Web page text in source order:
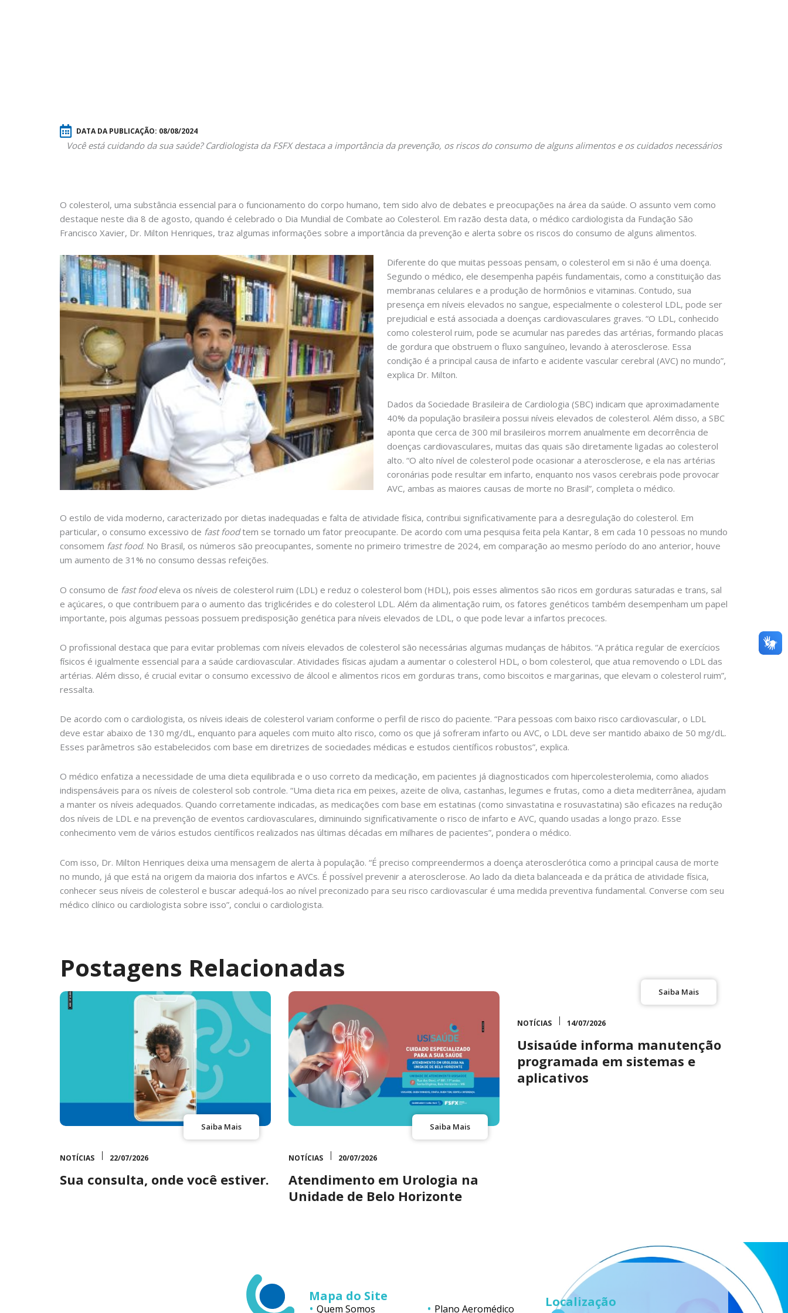
DATA DA PUBLICAÇÃO: 08/08/2024
Você está cuidando da sua saúde? Cardiologista da FSFX destaca a importância da prevenção, os riscos do consumo de alguns alimentos e os cuidados necessários
O colesterol, uma substância essencial para o funcionamento do corpo humano, tem sido alvo de debates e preocupações na área da saúde. O assunto vem como
destaque neste dia 8 de agosto, quando é celebrado o Dia Mundial de Combate ao Colesterol. Em razão desta data, o médico cardiologista da Fundação São
Francisco Xavier, Dr. Milton Henriques, traz algumas informações sobre a importância da prevenção e alerta sobre os riscos do consumo de alguns alimentos.
Diferente do que muitas pessoas pensam, o colesterol em si não é uma doença.
Segundo o médico, ele desempenha papéis fundamentais, como a constituição das
membranas celulares e a produção de hormônios e vitaminas. Contudo, sua
presença em níveis elevados no sangue, especialmente o colesterol LDL, pode ser
prejudicial e está associada a doenças cardiovasculares graves. “O LDL, conhecido
como colesterol ruim, pode se acumular nas paredes das artérias, formando placas
de gordura que obstruem o fluxo sanguíneo, levando à aterosclerose. Essa
condição é a principal causa de infarto e acidente vascular cerebral (AVC) no mundo”,
explica Dr. Milton.
Dados da Sociedade Brasileira de Cardiologia (SBC) indicam que aproximadamente
40% da população brasileira possui níveis elevados de colesterol. Além disso, a SBC
aponta que cerca de 300 mil brasileiros morrem anualmente em decorrência de
doenças cardiovasculares, muitas das quais são diretamente ligadas ao colesterol
alto. “O alto nível de colesterol pode ocasionar a aterosclerose, e ela nas artérias
coronárias pode resultar em infarto, enquanto nos vasos cerebrais pode provocar
AVC, ambas as maiores causas de morte no Brasil”, completa o médico.
O estilo de vida moderno, caracterizado por dietas inadequadas e falta de atividade física, contribui significativamente para a desregulação do colesterol. Em
particular, o consumo excessivo de fast foodtem se tornado um fator preocupante. De acordo com uma pesquisa feita pela Kantar, 8 em cada 10 pessoas no mundo
consomem fast food. No Brasil, os números são preocupantes, somente no primeiro trimestre de 2024, em comparação ao mesmo período do ano anterior, houve
um aumento de 31% no consumo dessas refeições.
O consumo de fast foodeleva os níveis de colesterol ruim (LDL) e reduz o colesterol bom (HDL), pois esses alimentos são ricos em gorduras saturadas e trans, sal
e açúcares, o que contribuem para o aumento das triglicérides e do colesterol LDL. Além da alimentação ruim, os fatores genéticos também desempenham um papel
importante, pois algumas pessoas possuem predisposição genética para níveis elevados de LDL, o que pode levar a infartos precoces.
O profissional destaca que para evitar problemas com níveis elevados de colesterol são necessárias algumas mudanças de hábitos. “A prática regular de exercícios
físicos é igualmente essencial para a saúde cardiovascular. Atividades físicas ajudam a aumentar o colesterol HDL, o bom colesterol, que atua removendo o LDL das
artérias. Além disso, é crucial evitar o consumo excessivo de álcool e alimentos ricos em gorduras trans, como biscoitos e margarinas, que elevam o colesterol ruim”,
ressalta.
De acordo com o cardiologista, os níveis ideais de colesterol variam conforme o perfil de risco do paciente. “Para pessoas com baixo risco cardiovascular, o LDL
deve estar abaixo de 130 mg/dL, enquanto para aqueles com muito alto risco, como os que já sofreram infarto ou AVC, o LDL deve ser mantido abaixo de 50 mg/dL.
Esses parâmetros são estabelecidos com base em diretrizes de sociedades médicas e estudos científicos robustos”, explica.
O médico enfatiza a necessidade de uma dieta equilibrada e o uso correto da medicação, em pacientes já diagnosticados com hipercolesterolemia, como aliados
indispensáveis para os níveis de colesterol sob controle. “Uma dieta rica em peixes, azeite de oliva, castanhas, legumes e frutas, como a dieta mediterrânea, ajudam
a manter os níveis adequados. Quando corretamente indicadas, as medicações com base em estatinas (como sinvastatina e rosuvastatina) são eficazes na redução
dos níveis de LDL e na prevenção de eventos cardiovasculares, diminuindo significativamente o risco de infarto e AVC, quando usadas a longo prazo. Esse
conhecimento vem de vários estudos científicos realizados nas últimas décadas em milhares de pacientes”, pondera o médico.
Com isso, Dr. Milton Henriques deixa uma mensagem de alerta à população. “É preciso compreendermos a doença aterosclerótica como a principal causa de morte
no mundo, já que está na origem da maioria dos infartos e AVCs. É possível prevenir a aterosclerose. Ao lado da dieta balanceada e da prática de atividade física,
conhecer seus níveis de colesterol e buscar adequá-los ao nível preconizado para seu risco cardiovascular é uma medida preventiva fundamental. Converse com seu
médico clínico ou cardiologista sobre isso”, conclui o cardiologista.
Postagens Relacionadas
Saiba Mais
NOTÍCIAS 22/07/2026
Sua consulta, onde você estiver.
Saiba Mais
NOTÍCIAS 20/07/2026
Atendimento em Urologia na
Unidade de Belo Horizonte
Saiba Mais
NOTÍCIAS 14/07/2026
Usisaúde informa manutenção
programada em sistemas e
aplicativos
Mapa do Site
Quem Somos Plano Aeromédico Localização